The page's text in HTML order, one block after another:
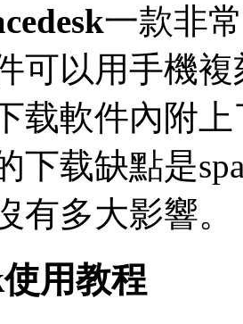
一款非
可以用手機
载軟件內附
下载缺點是
有多大影響。
使用教程